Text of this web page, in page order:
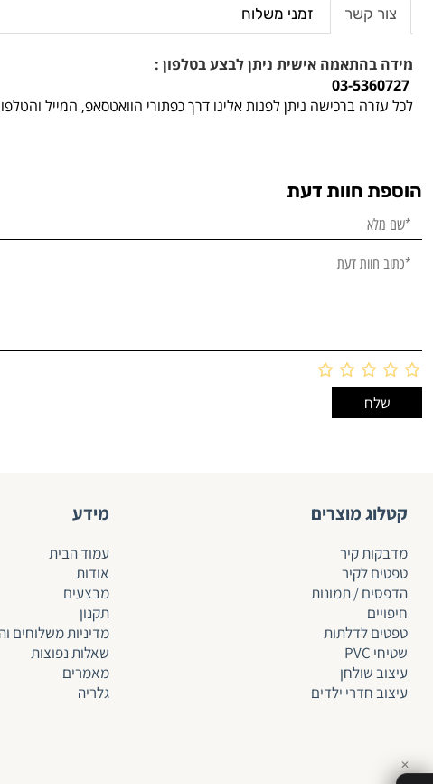
צור קשר זמני משלוח
מידה בהתאמה אישית ניתן לבצע בטלפון :
03-5360727
לכל עזרה ברכישה ניתן לפנות אלינו דרך כפתורי הוואטסאפ, המייל
הוספת חוות דעת
קטלוג מוצרים
מדבקות קיר
טפטים לקיר
הדפסים / תמונות
חיפויים
טפטים לדלתות
שטיחי PVC
עיצוב שולחן
עיצוב חדרי ילדים
מידע
עמוד הבית
אודות
מבצעים
תקנון
מדיניות משלוחים
שאלות נפוצות
מאמרים
גלריה
✕